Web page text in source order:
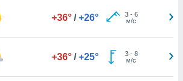
+36° / +26° 3- 6
м/с
+36° / +25° 3- 8
м/с